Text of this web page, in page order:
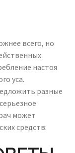
всего, но
настоя
уса.
разные
может
средств: